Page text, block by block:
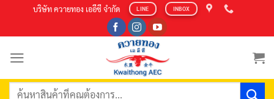
content
บริษัท ควายทอง เออีซี จำกัด LINE INBOX
ค้นหา: